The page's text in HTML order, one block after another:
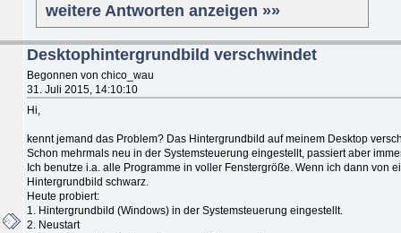
weitere Antworten anzeigen »»
Desktophintergrundbild verschwindet
Begonnen von chico_wau
31. Juli 2015, 14:10:10
Hi,
kennt jemand das Problem? Das Hintergrundbild auf meinem Desktop
Schon mehrmals neu in der Systemsteuerung eingestellt, passiert aber
Ich benutze i.a. alle Programme in voller Fenstergröße. Wenn ich dann von
Hintergrundbild schwarz.
Heute probiert:
1. Hintergrundbild (Windows) in der Systemsteuerung eingestellt.
2. Neustart